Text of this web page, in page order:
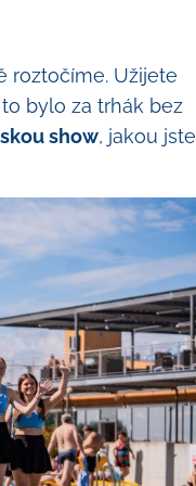
roztočíme. Užijete
bylo za trhák bez
show, jakou jste